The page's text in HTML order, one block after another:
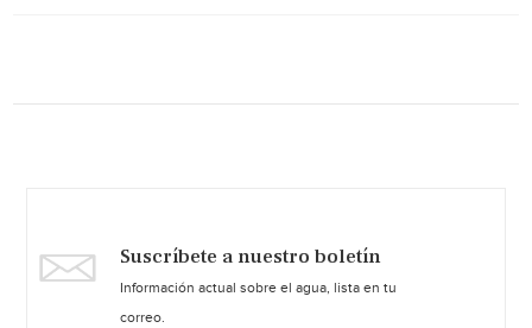
Suscríbete a nuestro boletín
Información actual sobre el agua, lista en tu
correo.